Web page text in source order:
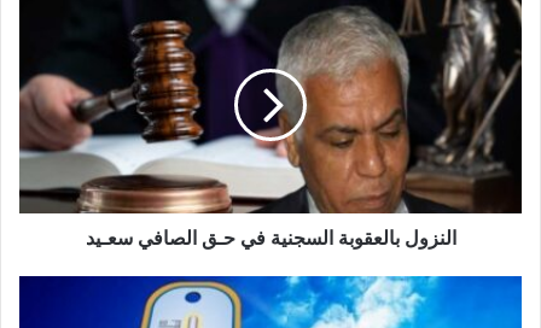
النزول بالعقوبة السجنية في حـق الصافي سعـيد